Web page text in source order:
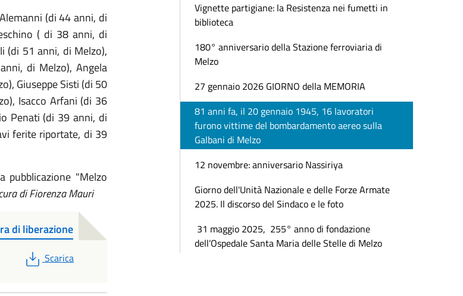
(di 44 anni, di
( di 38 anni, di
(di 51 anni, di Melzo),
di Melzo), Angela
Giuseppe Sisti (di 50
Isacco Arfani (di 36
Penati (di 39 anni, di
ferite riportate, di 39
pubblicazione "Melzo
di Fiorenza Mauri
di liberazione
PDF
Scarica
Vignette partigiane: la Resistenza nei fumetti in
biblioteca
180° anniversario della Stazione ferroviaria di
Melzo
27 gennaio 2026 GIORNO della MEMORIA
81 anni fa, il 20 gennaio 1945, 16 lavoratori
furono vittime del bombardamento aereo sulla
Galbani di Melzo
12 novembre: anniversario Nassiriya
Giorno dell'Unità Nazionale e delle Forze Armate
2025. Il discorso del Sindaco e le foto
31 maggio 2025, 255° anno di fondazione
dell’Ospedale Santa Maria delle Stelle di Melzo